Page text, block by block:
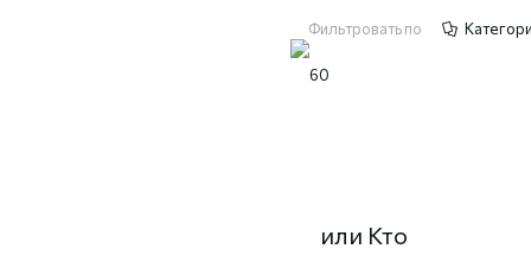
Фильтровать по
или Кто